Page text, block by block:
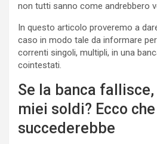
non tutti sanno come andrebbero
In questo articolo proveremo a
caso in modo tale da informare
correnti singoli, multipli, in una
cointestati.
Se la banca
miei soldi? Ecco
succederebbe